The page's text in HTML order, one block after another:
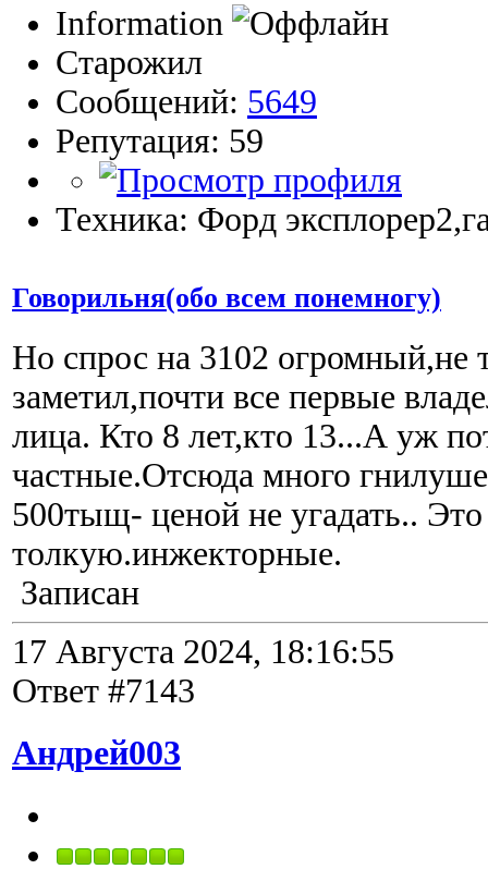
Information
Старожил
Сообщений: 5649
Репутация: 59
Техника: Форд
Говорильня(обо всем понемногу)
Но спрос на 3102 огромный,не
заметил,почти все первые
лица. Кто 8 лет,кто 13...А уж
частные.Отсюда много
500тыщ- ценой не угадать..
толкую.инжекторные.
Записан
17 Августа 2024, 18:16:55
Ответ #7143
Андрей003